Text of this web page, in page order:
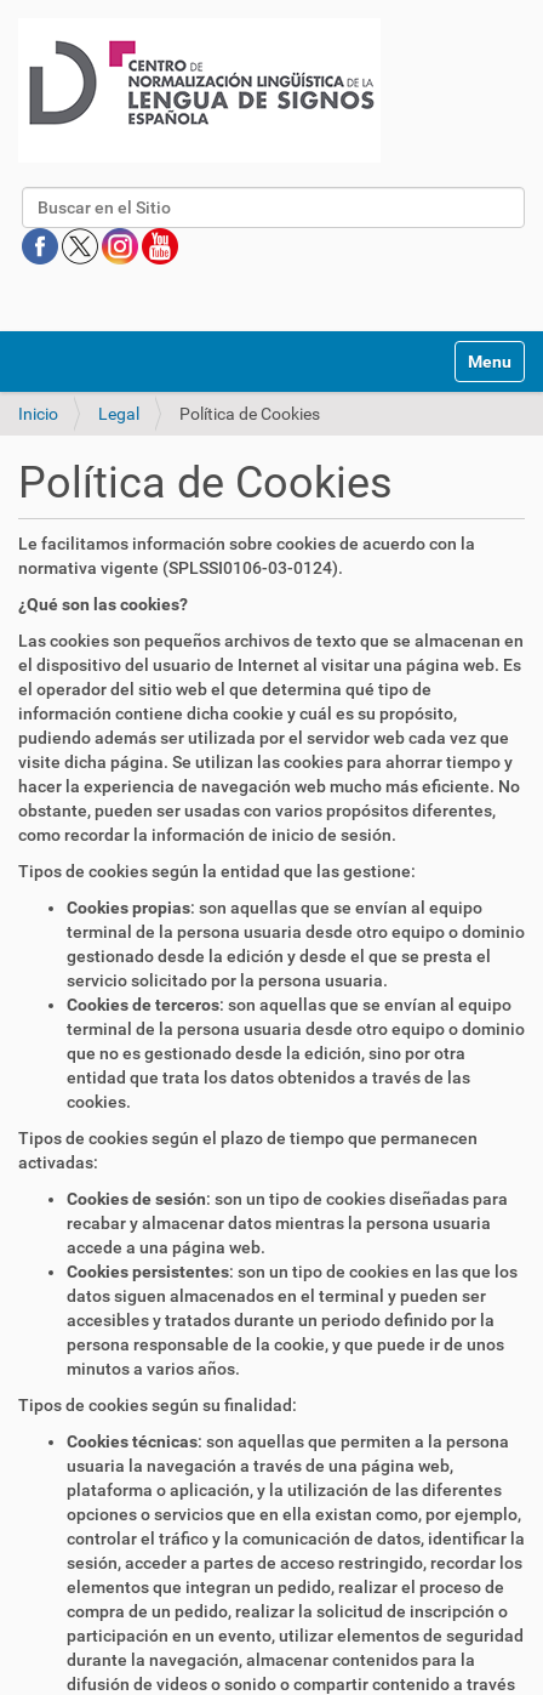
Buscar
Mostrar/
Inicio Legal Política de Cookies
Política de Cookies
Le facilitamos información sobre cookies de acuerdo con la
normativa vigente (SPLSSI0106-03-0124).
¿Qué son las cookies?
Las cookies son pequeños archivos de texto que se almacenan en
el dispositivo del usuario de Internet al visitar una página web. Es
el operador del sitio web el que determina qué tipo de
información contiene dicha cookie y cuál es su propósito,
pudiendo además ser utilizada por el servidor web cada vez que
visite dicha página. Se utilizan las cookies para ahorrar tiempo y
hacer la experiencia de navegación web mucho más eficiente. No
obstante, pueden ser usadas con varios propósitos diferentes,
como recordar la información de inicio de sesión.
Tipos de cookies según la entidad que las gestione:
Cookies propias: son aquellas que se envían al equipo
terminal de la persona usuaria desde otro equipo o dominio
gestionado desde la edición y desde el que se presta el
servicio solicitado por la persona usuaria.
Cookies de terceros: son aquellas que se envían al equipo
terminal de la persona usuaria desde otro equipo o dominio
que no es gestionado desde la edición, sino por otra
entidad que trata los datos obtenidos a través de las
cookies.
Tipos de cookies según el plazo de tiempo que permanecen
activadas:
Cookies de sesión: son un tipo de cookies diseñadas para
recabar y almacenar datos mientras la persona usuaria
accede a una página web.
Cookies persistentes: son un tipo de cookies en las que los
datos siguen almacenados en el terminal y pueden ser
accesibles y tratados durante un periodo definido por la
persona responsable de la cookie, y que puede ir de unos
minutos a varios años.
Tipos de cookies según su finalidad:
Cookies técnicas: son aquellas que permiten a la persona
usuaria la navegación a través de una página web,
plataforma o aplicación, y la utilización de las diferentes
opciones o servicios que en ella existan como, por ejemplo,
controlar el tráfico y la comunicación de datos, identificar la
sesión, acceder a partes de acceso restringido, recordar los
elementos que integran un pedido, realizar el proceso de
compra de un pedido, realizar la solicitud de inscripción o
participación en un evento, utilizar elementos de seguridad
durante la navegación, almacenar contenidos para la
difusión de videos o sonido o compartir contenido a través